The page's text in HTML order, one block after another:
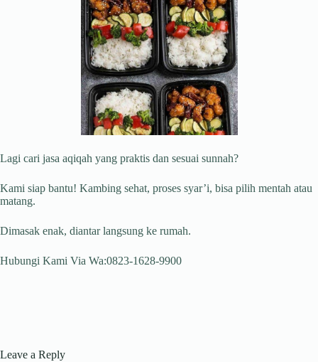
Lagi cari jasa aqiqah yang praktis dan sesuai sunnah?
Kami siap bantu! Kambing sehat, proses syar’i, bisa pilih mentah atau
matang.
Dimasak enak, diantar langsung ke rumah.
Hubungi Kami Via Wa:0823-1628-9900
Leave a Reply